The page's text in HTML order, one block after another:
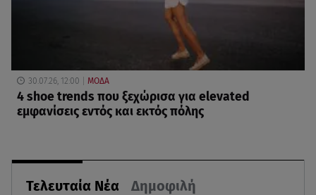
Τελευταία Νέα Δημοφιλή
30.07.26, 12:00 ΜΟΔΑ
4 shoe trends που ξεχώρισα για elevated
εμφανίσεις εντός και εκτός πόλης